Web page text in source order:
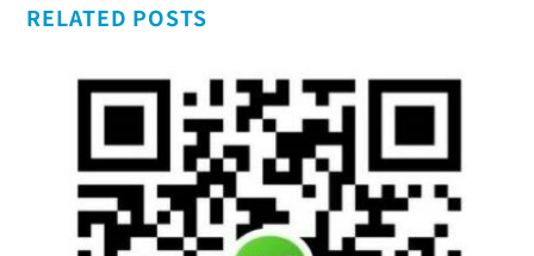
RELATED POSTS